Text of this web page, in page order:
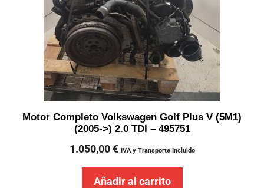
Motor Completo Volkswagen Golf Plus V (5M1)
(2005->) 2.0 TDI – 495751
1.050,00€ IVA y Transporte Incluido
Añadir al carrito